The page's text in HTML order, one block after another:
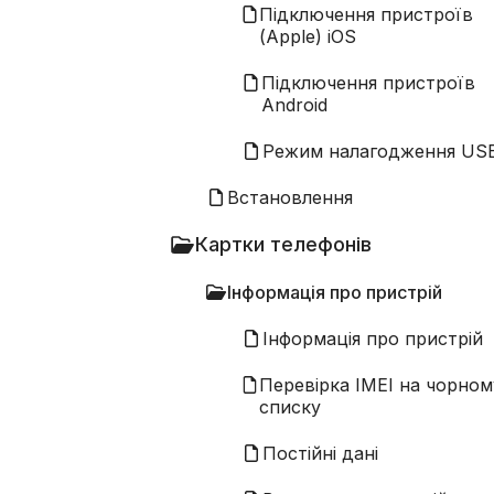
Підключення пристроїв
(Apple) iOS
Підключення пристроїв
Android
Режим налагодження
Встановлення
Картки телефонів
Інформація про пристрій
Інформація про пристрій
Перевірка IMEI на
списку
Постійні дані